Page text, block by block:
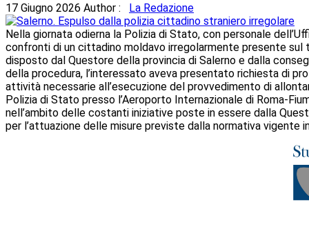
17 Giugno 2026 Author : La Redazione
Nella giornata odierna la Polizia di Stato, con personale
confronti di un cittadino moldavo irregolarmente presente sul
disposto dal Questore della provincia di Salerno e dalla
della procedura, l’interessato aveva presentato richiesta di
attività necessarie all’esecuzione del provvedimento di
Polizia di Stato presso l’Aeroporto Internazionale di Roma-
nell’ambito delle costanti iniziative poste in essere dalla
per l’attuazione delle misure previste dalla normativa vigente